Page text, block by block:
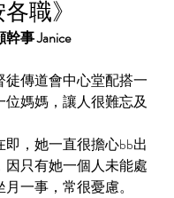
職》
事 Janice
徒傳道會中心堂配搭一
位媽媽，讓人很難忘及
，她一直很擔心bb出
因只有她一個人未能處
一事，常很憂慮。